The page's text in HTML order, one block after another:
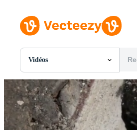
Vidéos
Toutes Images
Photos
PNGs
PSDs
SVGs
Modèles